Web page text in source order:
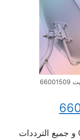
بين سبورت – MBC – شوتايم – OSN و جميع الترددات